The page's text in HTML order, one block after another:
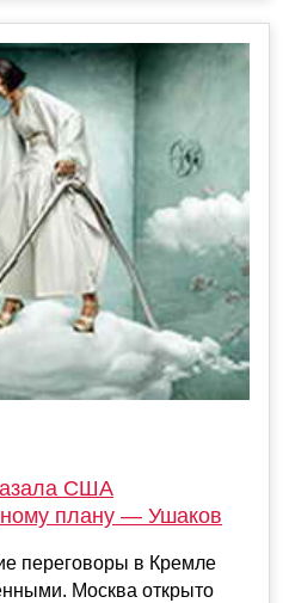
США
плану — Ушаков
переговоры в Кремле
Москва открыто